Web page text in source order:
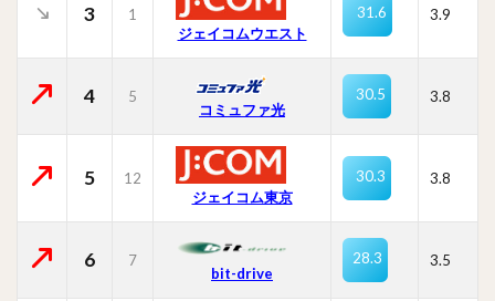
3
1
ジェイコムウエスト
31.6 3.9
4 5
コミュファ光
30.5 3.8
5
12
ジェイコム東京
30.3 3.8
6 7
bit-drive
28.3 3.5